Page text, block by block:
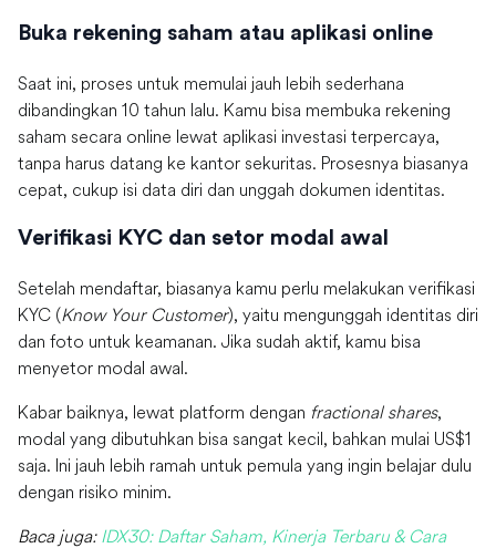
Buka rekening saham atau aplikasi online
Saat ini, proses untuk memulai jauh lebih sederhana
dibandingkan 10 tahun lalu. Kamu bisa membuka rekening
saham secara online lewat aplikasi investasi terpercaya,
tanpa harus datang ke kantor sekuritas. Prosesnya biasanya
cepat, cukup isi data diri dan unggah dokumen identitas.
Verifikasi KYC dan setor modal awal
Setelah mendaftar, biasanya kamu perlu melakukan verifikasi
KYC (Know Your Customer), yaitu mengunggah identitas diri
dan foto untuk keamanan. Jika sudah aktif, kamu bisa
menyetor modal awal.
Kabar baiknya, lewat platform dengan fractional shares,
modal yang dibutuhkan bisa sangat kecil, bahkan mulai US$1
saja. Ini jauh lebih ramah untuk pemula yang ingin belajar dulu
dengan risiko minim.
Baca juga: IDX30: Daftar Saham, Kinerja Terbaru & Cara